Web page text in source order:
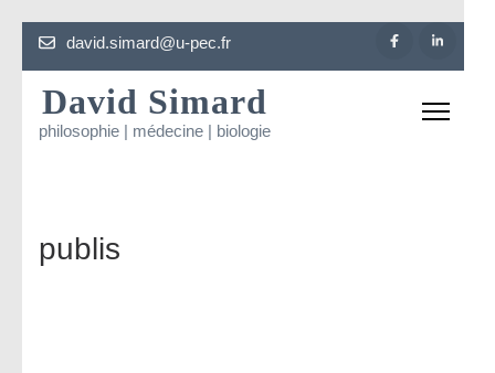
Aller
au
contenu
(Pressez
david.simard@u-pec.fr
David Simard
philosophie | médecine | biologie
publis